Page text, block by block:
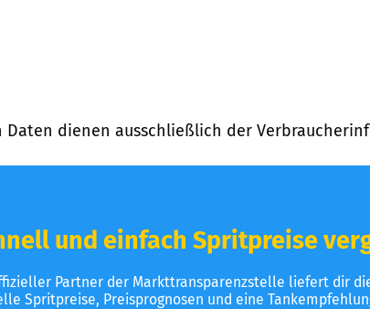
dienen ausschließlich der
und einfach Spritpreise
Partner der Markttransparenzstelle liefert dir
Spritpreise, Preisprognosen und eine